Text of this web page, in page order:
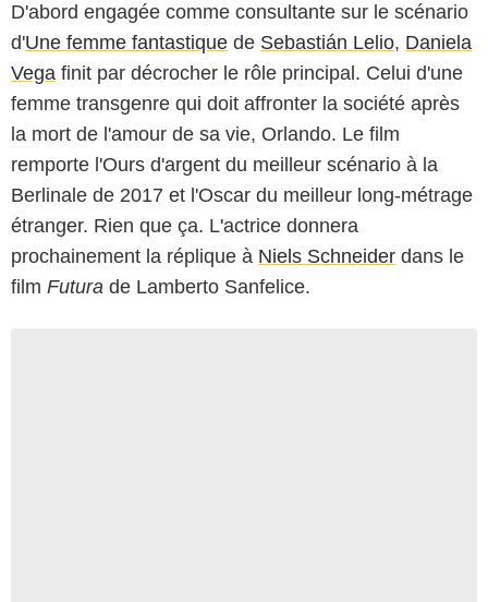
D'abord engagée comme consultante sur le scénario
d'Une femme fantastique de Sebastián Lelio, Daniela
Vega finit par décrocher le rôle principal. Celui d'une
femme transgenre qui doit affronter la société après
la mort de l'amour de sa vie, Orlando. Le film
remporte l'Ours d'argent du meilleur scénario à la
Berlinale de 2017 et l'Oscar du meilleur long-métrage
étranger. Rien que ça. L'actrice donnera
prochainement la réplique à Niels Schneider dans le
film Futura de Lamberto Sanfelice.